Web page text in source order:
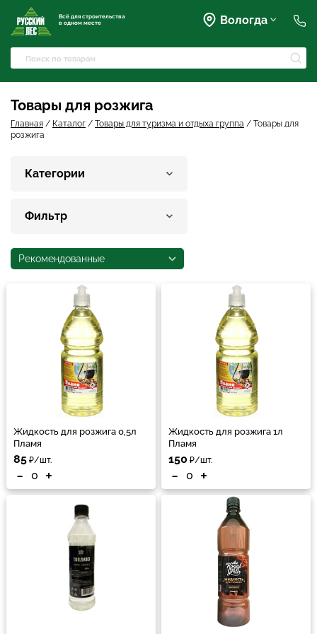
Всё для строительства
в одном месте
Вологда
+7 (921) 238-17-99
+7 (911) 501-72-50
Товары для розжига
Главная / Каталог / Товары для туризма и отдыха группа / Товары для
розжига
Категории
Фильтр
Рекомендованные
Жидкость для розжига 0,5л
Пламя
85 ₽/шт.
- +
Жидкость для розжига 1л
Пламя
150 ₽/шт.
- +